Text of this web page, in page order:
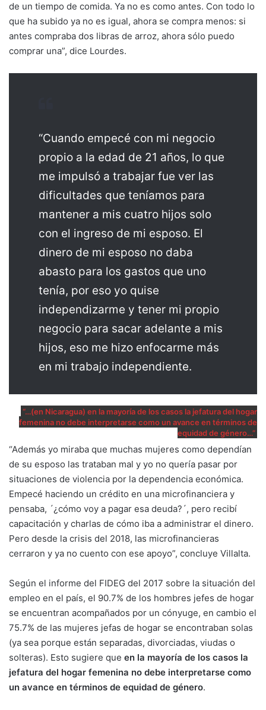
de un tiempo de comida. Ya no es como antes. Con todo lo
que ha subido ya no es igual, ahora se compra menos: si
antes compraba dos libras de arroz, ahora sólo puedo
comprar una”, dice Lourdes.
“Cuando empecé con mi negocio
propio a la edad de 21 años, lo que
me impulsó a trabajar fue ver las
dificultades que teníamos para
mantener a mis cuatro hijos solo
con el ingreso de mi esposo. El
dinero de mi esposo no daba
abasto para los gastos que uno
tenía, por eso yo quise
independizarme y tener mi propio
negocio para sacar adelante a mis
hijos, eso me hizo enfocarme más
en mi trabajo independiente.
“…(en Nicaragua) en la mayoría de los casos la jefatura del hogar
femenina no debe interpretarse como un avance en términos de
equidad de género…”
“Además yo miraba que muchas mujeres como dependían
de su esposo las trataban mal y yo no quería pasar por
situaciones de violencia por la dependencia económica.
Empecé haciendo un crédito en una microfinanciera y
pensaba, ´¿cómo voy a pagar esa deuda?´, pero recibí
capacitación y charlas de cómo iba a administrar el dinero.
Pero desde la crisis del 2018, las microfinancieras
cerraron y ya no cuento con ese apoyo”, concluye Villalta.
Según el informe del FIDEG del 2017 sobre la situación del
empleo en el país, el 90.7% de los hombres jefes de hogar
se encuentran acompañados por un cónyuge, en cambio el
75.7% de las mujeres jefas de hogar se encontraban solas
(ya sea porque están separadas, divorciadas, viudas o
solteras). Esto sugiere que en la mayoría de los casos la
jefatura del hogar femenina no debe interpretarse como
un avance en términos de equidad de género.